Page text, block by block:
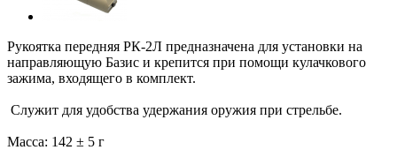
Рукоятка передняя РК-2Л предназначена для установки на
направляющую Базис и крепится при помощи кулачкового
зажима, входящего в комплект.
Служит для удобства удержания оружия при стрельбе.
Масса: 142 ± 5 г